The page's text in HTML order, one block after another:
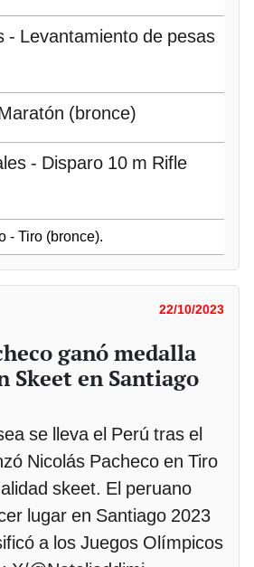
- Levantamiento de pesas
(bronce)
- Disparo 10 m Rifle
- Tiro (bronce).
22/10/2023
ganó medalla
Skeet en Santiago
se lleva el Perú tras el
Nicolás Pacheco en Tiro
skeet. El peruano
lugar en Santiago 2023
a los Juegos Olímpicos